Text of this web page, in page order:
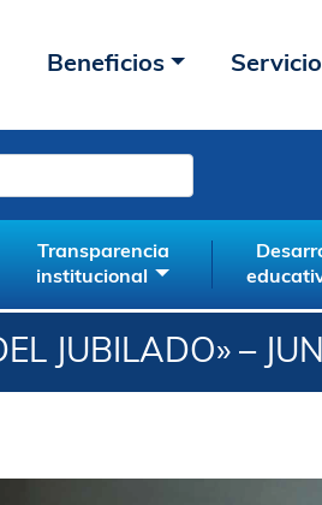
Beneficios
Transparencia
institucional
JUBILADO» –